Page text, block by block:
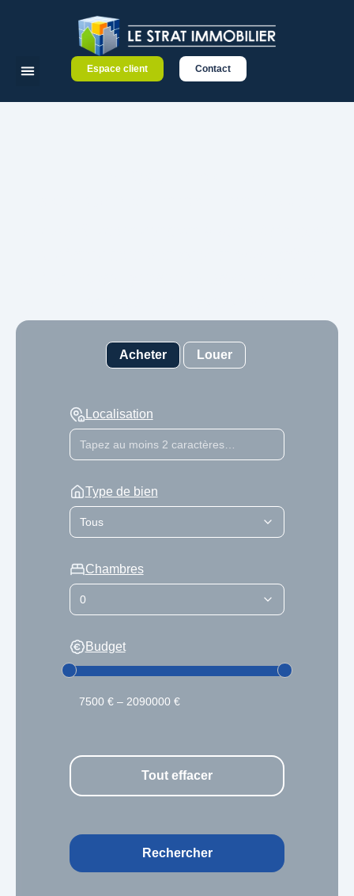
Espace client Contact
Acheter Louer
Localisation
Type de bien
Chambres
Budget
7500 € – 2090000 €
Tout effacer
Rechercher